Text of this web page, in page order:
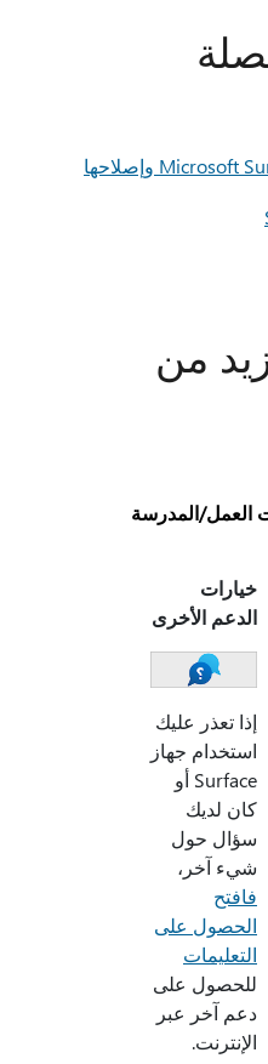
من
العمل/المدرسة
خيارات
الدعم الأخرى
إذا تعذر عليك
استخدام جهاز
Surface أو
كان لديك
سؤال حول
شيء آخر،
فافتح
الحصول على
التعليمات
للحصول على
دعم آخر عبر
الإنترنت.